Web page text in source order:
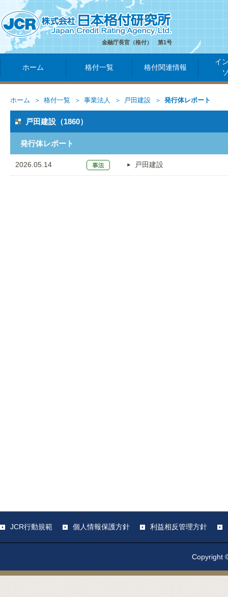
金融庁長官（格付） 第1号
ホーム 格付一覧 格付関連情報
イ
ホーム 格付一覧 事業法人 戸田建設 発行体レポート
戸田建設（1860）
発行体レポート
2026.05.14 戸田建設
JCR行動規範 個人情報保護方針 利益相反管理方針
Copyright